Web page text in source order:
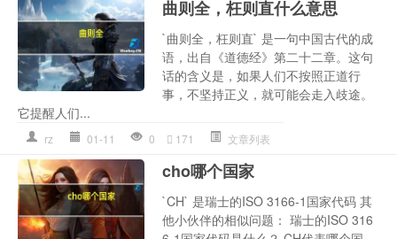
曲则全，枉则直什么意思
`曲则全，枉则直` 是一句中国古代的成
语，出自《道德经》第二十二章。这句
话的含义是，如果人们不按照正道行
事，不坚持正义，就可能会走入歧途。
它提醒人们...
rz 01-11 0 171 文章列表
cho哪个国家
`CH` 是瑞士的ISO 3166-1国家代码 其
他小伙伴的相似问题： 瑞士的ISO 316